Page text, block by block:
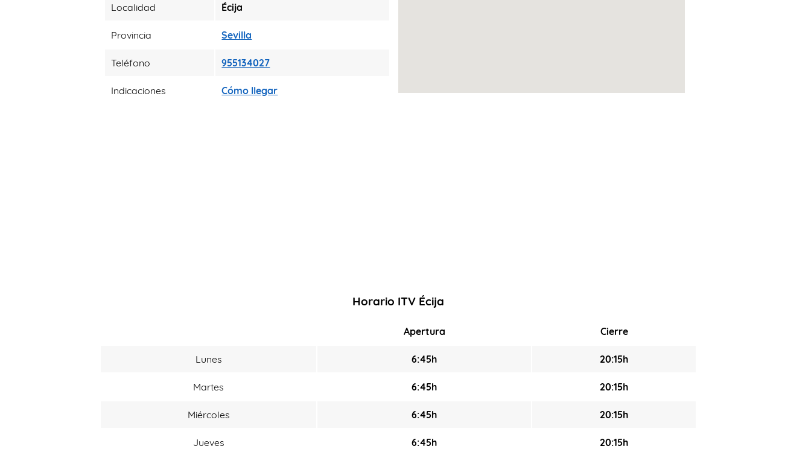
Localidad Écija
Provincia Sevilla
Teléfono 955134027
Indicaciones Cómo llegar
Horario ITV Écija
Apertura Cierre
Lunes 6:45h 20:15h
Martes 6:45h 20:15h
Miércoles 6:45h 20:15h
Jueves 6:45h 20:15h